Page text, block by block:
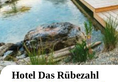
Hotel Das Rübezahl